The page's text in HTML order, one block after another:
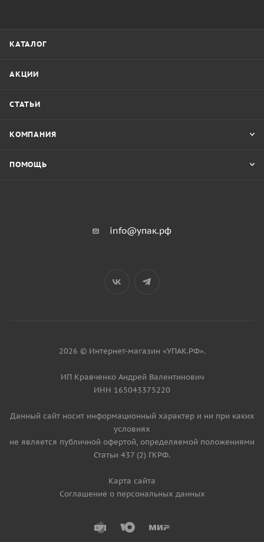
КАТАЛОГ
АКЦИИ
СТАТЬИ
КОМПАНИЯ
ПОМОЩЬ
info@упак.рф
2026 © Интернет-магазин «УПАК.РФ».
ИП Кравченко Андрей Валентинович
ИНН 165043375220
Данный сайт носит информационный характер и ни при каких
условиях
не является публичной офертой, определяемой положениями
Статьи 437 (2) ГКРФ.
Карта сайта
Соглашение о персональных данных